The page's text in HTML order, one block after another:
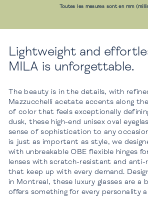
Toutes les mesures sont en mm
Lightweight and
MILA is unforgettable.
The beauty is in the details, with
Mazzucchelli acetate accents along
of color that feels exceptionally
dusk, these high-end unisex oval
sense of sophistication to any
is just as important as style, we
with unbreakable OBE flexible hinges
lenses with scratch-resistant and
that keep up with every demand.
in Montreal, these luxury glasses are a
offers something for every personality